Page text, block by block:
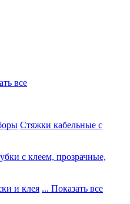
все
Стяжки кабельные с
с клеем, прозрачные,
и клея ... Показать все